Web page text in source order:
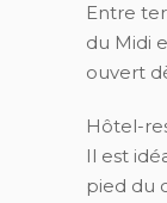
Entre
du Midi
ouvert
Hôtel-
Il est
pied du